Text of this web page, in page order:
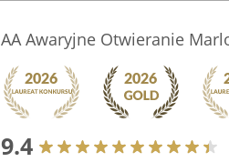
AA Awaryjne Otwieranie
9.4